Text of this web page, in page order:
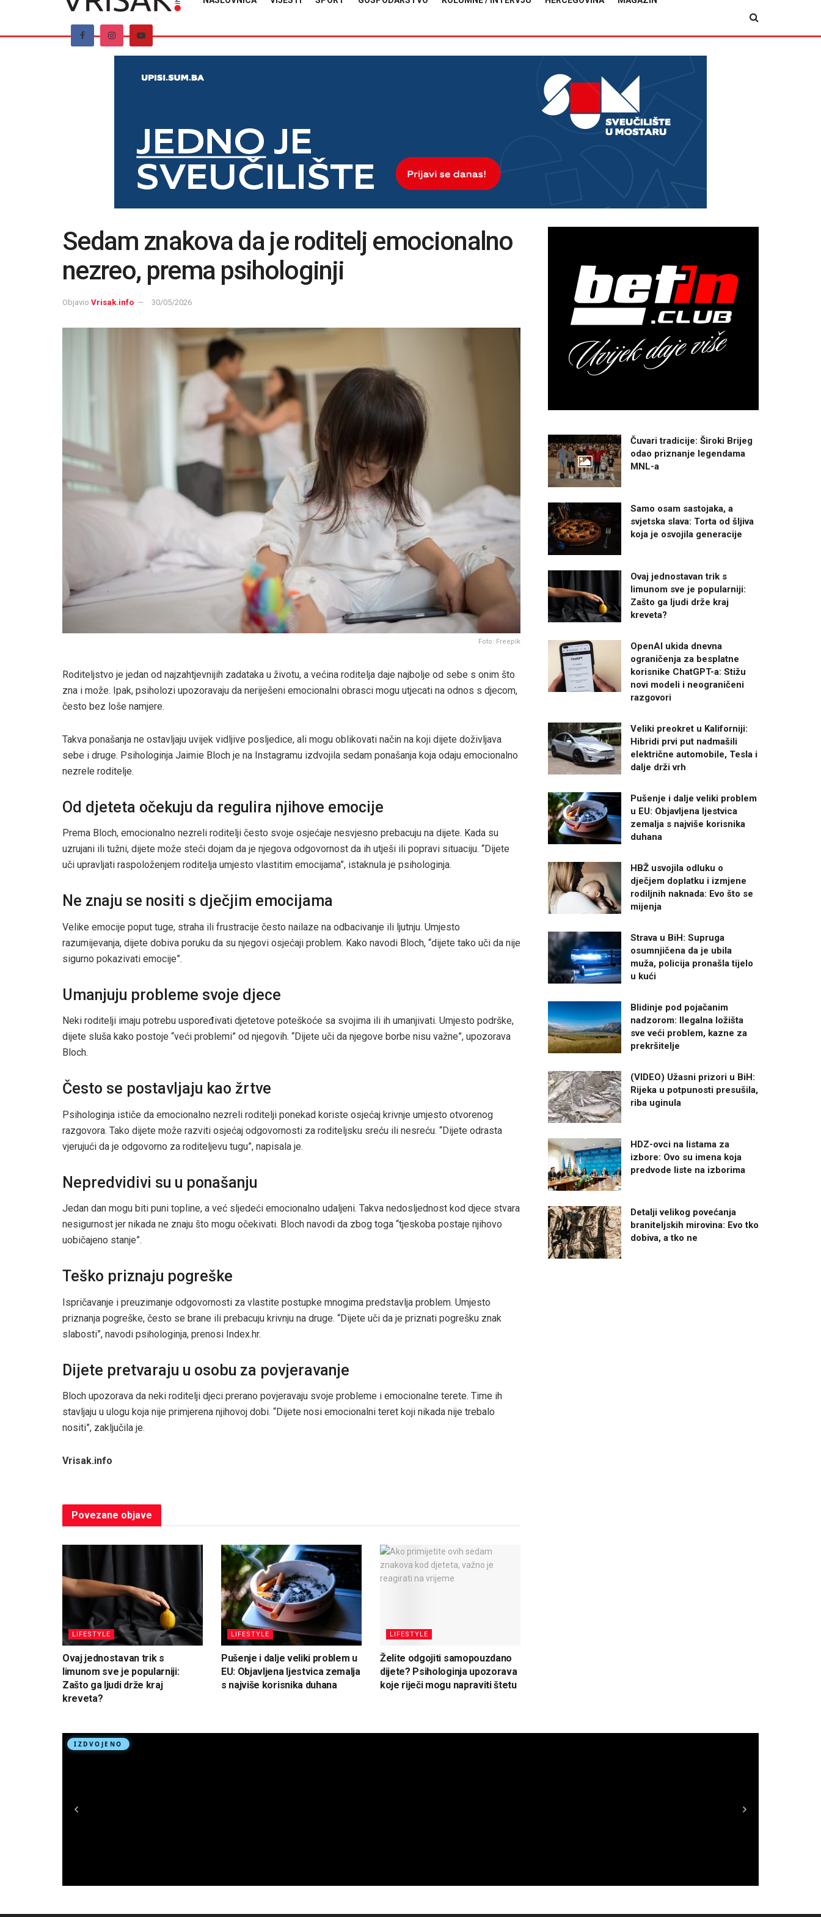
Sedam znakova da je roditelj emocionalno
nezreo, prema psihologinji
Objavio Vrisak.info 30/05/2026
Foto: Freepik
Roditeljstvo je jedan od najzahtjevnijih zadataka u životu, a većina roditelja daje najbolje od sebe s onim što
zna i može. Ipak, psiholozi upozoravaju da neriješeni emocionalni obrasci mogu utjecati na odnos s djecom,
često bez loše namjere.
Takva ponašanja ne ostavljaju uvijek vidljive posljedice, ali mogu oblikovati način na koji dijete doživljava
sebe i druge. Psihologinja Jaimie Bloch je na Instagramu izdvojila sedam ponašanja koja odaju emocionalno
nezrele roditelje.
Od djeteta očekuju da regulira njihove emocije
Prema Bloch, emocionalno nezreli roditelji često svoje osjećaje nesvjesno prebacuju na dijete. Kada su
uzrujani ili tužni, dijete može steći dojam da je njegova odgovornost da ih utješi ili popravi situaciju. “Dijete
uči upravljati raspoloženjem roditelja umjesto vlastitim emocijama”, istaknula je psihologinja.
Ne znaju se nositi s dječjim emocijama
Velike emocije poput tuge, straha ili frustracije često nailaze na odbacivanje ili ljutnju. Umjesto
razumijevanja, dijete dobiva poruku da su njegovi osjećaji problem. Kako navodi Bloch, “dijete tako uči da nije
sigurno pokazivati emocije”.
Umanjuju probleme svoje djece
Neki roditelji imaju potrebu uspoređivati djetetove poteškoće sa svojima ili ih umanjivati. Umjesto podrške,
dijete sluša kako postoje “veći problemi” od njegovih. “Dijete uči da njegove borbe nisu važne”, upozorava
Bloch.
Često se postavljaju kao žrtve
Psihologinja ističe da emocionalno nezreli roditelji ponekad koriste osjećaj krivnje umjesto otvorenog
razgovora. Tako dijete može razviti osjećaj odgovornosti za roditeljsku sreću ili nesreću. “Dijete odrasta
vjerujući da je odgovorno za roditeljevu tugu”, napisala je.
Nepredvidivi su u ponašanju
Jedan dan mogu biti puni topline, a već sljedeći emocionalno udaljeni. Takva nedosljednost kod djece stvara
nesigurnost jer nikada ne znaju što mogu očekivati. Bloch navodi da zbog toga “tjeskoba postaje njihovo
uobičajeno stanje”.
Teško priznaju pogreške
Ispričavanje i preuzimanje odgovornosti za vlastite postupke mnogima predstavlja problem. Umjesto
priznanja pogreške, često se brane ili prebacuju krivnju na druge. “Dijete uči da je priznati pogrešku znak
slabosti”, navodi psihologinja, prenosi Index.hr.
Dijete pretvaraju u osobu za povjeravanje
Bloch upozorava da neki roditelji djeci prerano povjeravaju svoje probleme i emocionalne terete. Time ih
stavljaju u ulogu koja nije primjerena njihovoj dobi. “Dijete nosi emocionalni teret koji nikada nije trebalo
nositi”, zaključila je.
Vrisak.info
Povezane objave
LIFESTYLE
Ovaj jednostavan trik s
limunom sve je popularniji:
Zašto ga ljudi drže kraj
kreveta?
LIFESTYLE
Pušenje i dalje veliki problem u
EU: Objavljena ljestvica zemalja
s najviše korisnika duhana
LIFESTYLE
Želite odgojiti samopouzdano
dijete? Psihologinja upozorava
koje riječi mogu napraviti štetu
Čuvari tradicije: Široki Brijeg
odao priznanje legendama
MNL-a
Samo osam sastojaka, a
svjetska slava: Torta od šljiva
koja je osvojila generacije
Ovaj jednostavan trik s
limunom sve je popularniji:
Zašto ga ljudi drže kraj
kreveta?
OpenAI ukida dnevna
ograničenja za besplatne
korisnike ChatGPT-a: Stižu
novi modeli i neograničeni
razgovori
Veliki preokret u Kaliforniji:
Hibridi prvi put nadmašili
električne automobile, Tesla i
dalje drži vrh
Pušenje i dalje veliki problem
u EU: Objavljena ljestvica
zemalja s najviše korisnika
duhana
HBŽ usvojila odluku o
dječjem doplatku i izmjene
rodiljnih naknada: Evo što se
mijenja
Strava u BiH: Supruga
osumnjičena da je ubila
muža, policija pronašla tijelo
u kući
Blidinje pod pojačanim
nadzorom: Ilegalna ložišta
sve veći problem, kazne za
prekršitelje
(VIDEO) Užasni prizori u BiH:
Rijeka u potpunosti presušila,
riba uginula
HDZ-ovci na listama za
izbore: Ovo su imena koja
predvode liste na izborima
Detalji velikog povećanja
braniteljskih mirovina: Evo tko
dobiva, a tko ne